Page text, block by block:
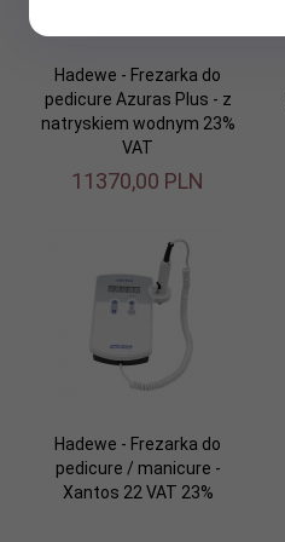
Hadewe - Frezarka do
pedicure Azuras Plus - z
natryskiem wodnym 23%
VAT
11370,00 PLN
Hadewe - Frezarka do
pedicure / manicure -
Xantos 22 VAT 23%